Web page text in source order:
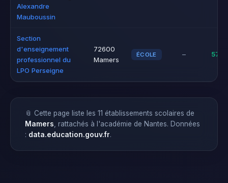
Alexandre
Mauboussin
Section
d'enseignement
professionnel du
LPO Perseigne
72600
Mamers
ÉCOLE –
📎 Cette page liste les 11 établissements scolaires de
Mamers , rattachés à l'académie de Nantes. Données
: data.education.gouv.fr.